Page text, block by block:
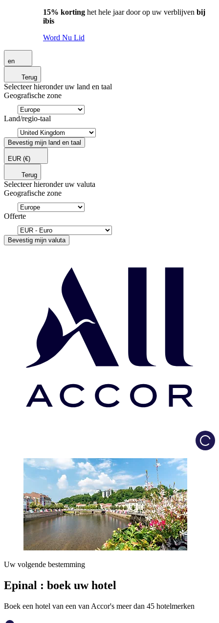
15% korting het hele jaar door op uw verblijven bij
ibis
Word Nu Lid
en
Terug
Selecteer hieronder uw land en taal
Geografische zone
Land/regio-taal
Bevestig mijn land en taal
EUR (€)
Terug
Selecteer hieronder uw valuta
Geografische zone
Offerte
Bevestig mijn valuta
Uw volgende bestemming
Epinal : boek uw hotel
Boek een hotel van een van Accor's meer dan 45 hotelmerken